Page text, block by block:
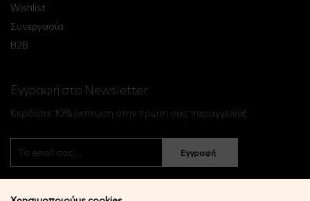
Wishlist
Συνεργασία
B2B
Εγγραφή στο Newsletter
Κερδίστε 10% έκπτωση στην πρώτη σας παραγγελία!
Εγγραφή